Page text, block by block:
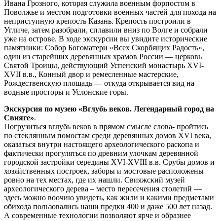
Ивана Грозного, которая служила военным форпостом в
Поволжье и местом подготовки военных частей для похода на
неприступную крепость Казань. Крепость построили в
Угличе, затем разобрали, сплавили вниз по Волге и собрали
уже на острове. В ходе экскурсии вы увидите исторические
памятники: Собор Богоматери «Всех Скорбящих Радость»,
один из старейших деревянных храмов России — церковь
Святой Троицы, действующий Успенский монастырь XVI-
XVII в.в., Конный двор и ремесленные мастерские,
Рождественскую площадь — откуда открывается вид на
водные просторы и Услонские горы.
Экскурсия по музею «Вглубь веков. Легендарный город на
Свияге».
Погрузиться вглубь веков в прямом смысле слова- пройтись
по стеклянным помостам среди деревянных домов XVI века,
оказаться внутри настоящего археологического раскопа и
фактически прогуляться по древним улочкам деревянной
городской застройки середины XVI-XVIII в.в. Срубы домов и
хозяйственных построек, заборы и мостовые расположены
ровно на тех местах, где их нашли. Свияжский музей
археологического дерева – место пересечения столетий —
здесь можно воочию увидеть, как жили и какими предметами
обихода пользовались наши предки 400 и даже 500 лет назад.
А современные технологии позволяют ярче и образнее